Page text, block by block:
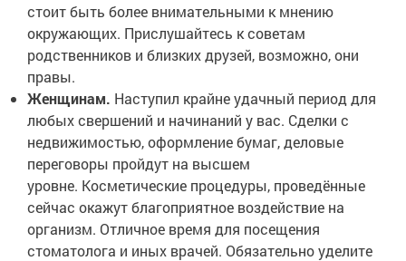
стоит быть более внимательными к мнению
окружающих. Прислушайтесь к советам
родственников и близких друзей, возможно, они
правы.
Женщинам. Наступил крайне удачный период для
любых свершений и начинаний у вас. Сделки с
недвижимостью, оформление бумаг, деловые
переговоры пройдут на высшем
уровне. Косметические процедуры, проведённые
сейчас окажут благоприятное воздействие на
организм. Отличное время для посещения
стоматолога и иных врачей. Обязательно уделите